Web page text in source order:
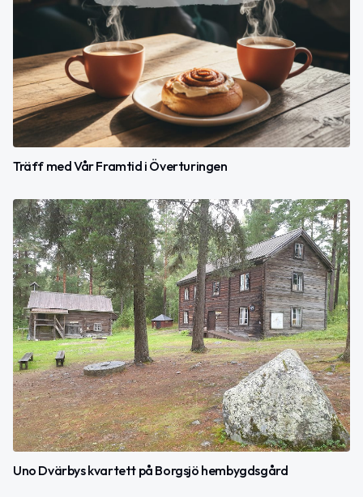
Träff med Vår Framtid i Överturingen
Uno Dvärbys kvartett på Borgsjö hembygdsgård